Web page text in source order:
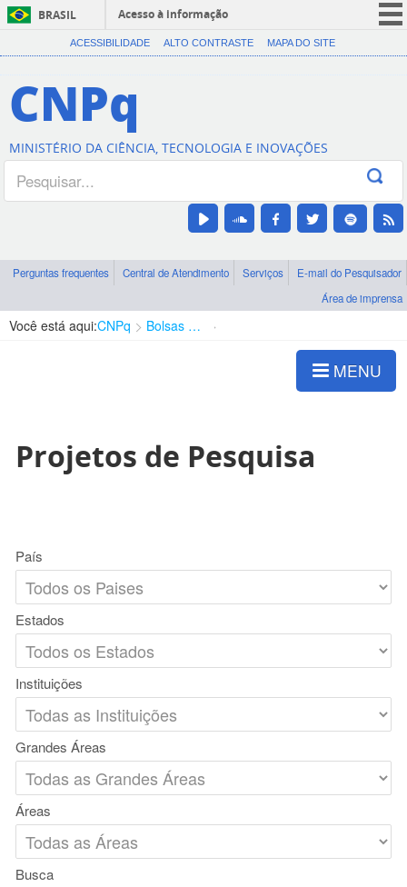
BRASIL
Acesso à informação
CORONAVÍRUS (COVID-19)
Canais
ACESSIBILIDADE ALTO CONTRASTE MAPA DO SITE
CNPq
MINISTÉRIO DA CIÊNCIA, TECNOLOGIA E INOVAÇÕES
Perguntas frequentes Central de Atendimento Serviços
E-mail do Pesquisador
Área de imprensa
Você está aqui:CNPq Bolsas e Auxílios Vigentes
MENU
Projetos de Pesquisa
País
Estados
Instituições
Grandes Áreas
Áreas
Busca